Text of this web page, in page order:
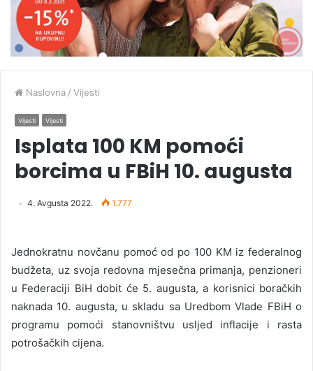
Naslovna / Vijesti
Vijesti Vijesti
Isplata 100 KM pomoći
borcima u FBiH 10. augusta
4. Avgusta 2022. 1.777
Jednokratnu novčanu pomoć od po 100 KM iz federalnog
budžeta, uz svoja redovna mjesečna primanja, penzioneri
u Federaciji BiH dobit će 5. augusta, a korisnici boračkih
naknada 10. augusta, u skladu sa Uredbom Vlade FBiH o
programu pomoći stanovništvu usljed inflacije i rasta
potrošačkih cijena.